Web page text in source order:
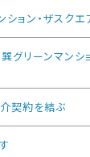
ション・ザスク
グリーンマンシ
契約を結ぶ